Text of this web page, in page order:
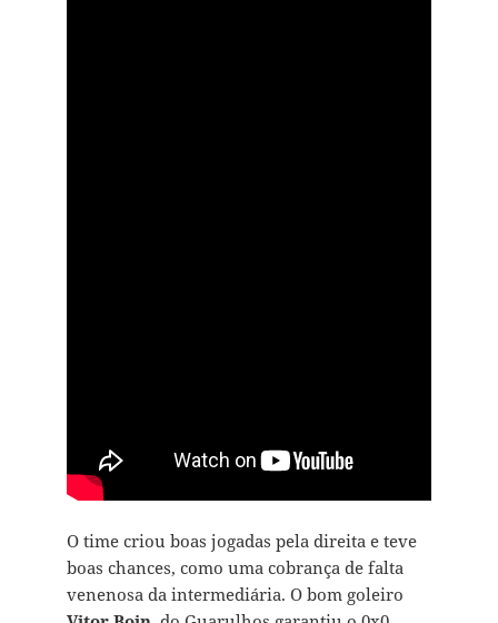
O time criou boas jogadas pela direita e teve
boas chances, como uma cobrança de falta
venenosa da intermediária. O bom goleiro